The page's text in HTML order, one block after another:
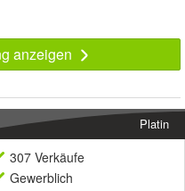
anzeigen
Platin
307 Verkäufe
Gewerblich